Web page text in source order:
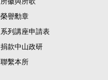
榮譽勳章
系列講座申請表
捐款中山政研
聯繫本所